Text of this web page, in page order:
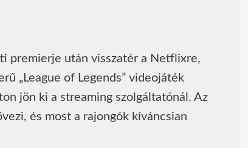
premierje után visszatér a Netflixre,
„League of Legends” videojáték
jön ki a streaming szolgáltatónál. Az
és most a rajongók kíváncsian